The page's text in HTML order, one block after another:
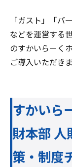
「ガスト」「バ
などを運営する
のすかいらーく
ご導入いただき
すかいら
財本部 人
策・制度